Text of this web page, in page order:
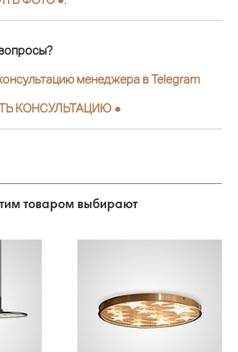
менеджера в Telegram
КОНСУЛЬТАЦИЮ ●
товаром выбирают